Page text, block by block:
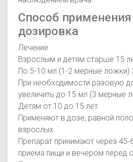
Способ
дозировка
Лечение
Взрослым и детям старше 15
По 5-10 мл (1-2 мерные ложки)
При необходимости разовую
увеличить до 15 мл (3 мерные
Детям от 10 до 15 лет
Применяют в дозе, равной
взрослых.
Препарат принимают через 45-
приема пищи и вечером перед